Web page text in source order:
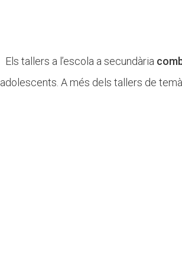
Els tallers a l’escola a secundària
adolescents. A més dels tallers de